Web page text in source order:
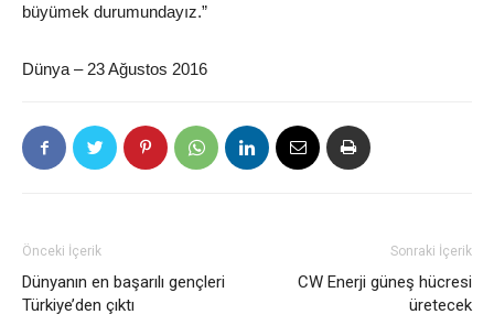
büyümek durumundayız.”
Dünya – 23 Ağustos 2016
Önceki İçerik
Dünyanın en başarılı gençleri
Türkiye’den çıktı
Sonraki İçerik
CW Enerji güneş hücresi
üretecek